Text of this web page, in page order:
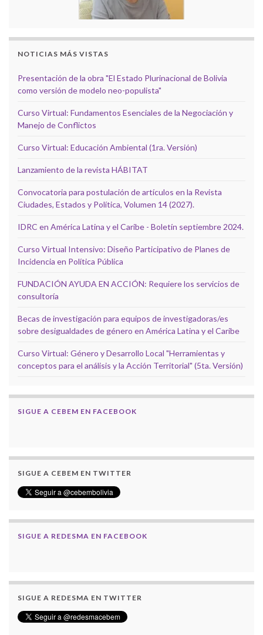
NOTICIAS MÁS VISTAS
Presentación de la obra "El Estado Plurinacional de Bolivia
como versión de modelo neo-populista"
Curso Virtual: Fundamentos Esenciales de la Negociación y
Manejo de Conflictos
Curso Virtual: Educación Ambiental (1ra. Versión)
Lanzamiento de la revista HÁBITAT
Convocatoria para postulación de artículos en la Revista
Ciudades, Estados y Política, Volumen 14 (2027).
IDRC en América Latina y el Caribe - Boletín septiembre 2024.
Curso Virtual Intensivo: Diseño Participativo de Planes de
Incidencia en Política Pública
FUNDACIÓN AYUDA EN ACCIÓN: Requiere los servicios de
consultoría
Becas de investigación para equipos de investigadoras/es
sobre desigualdades de género en América Latina y el Caribe
Curso Virtual: Género y Desarrollo Local "Herramientas y
conceptos para el análisis y la Acción Territorial" (5ta. Versión)
SIGUE A CEBEM EN FACEBOOK
SIGUE A CEBEM EN TWITTER
SIGUE A REDESMA EN FACEBOOK
SIGUE A REDESMA EN TWITTER